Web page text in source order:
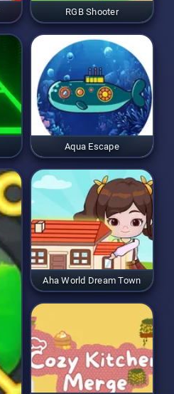
RGB Shooter
Aqua Escape
Aha World Dream Town